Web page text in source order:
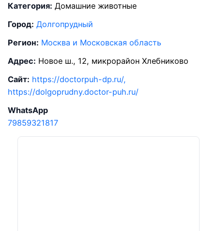
Категория: Домашние животные
Город: Долгопрудный
Регион: Москва и Московская область
Адрес: Новое ш., 12, микрорайон Хлебниково
Сайт: https://doctorpuh-dp.ru/,
https://dolgoprudny.doctor-puh.ru/
WhatsApp
79859321817